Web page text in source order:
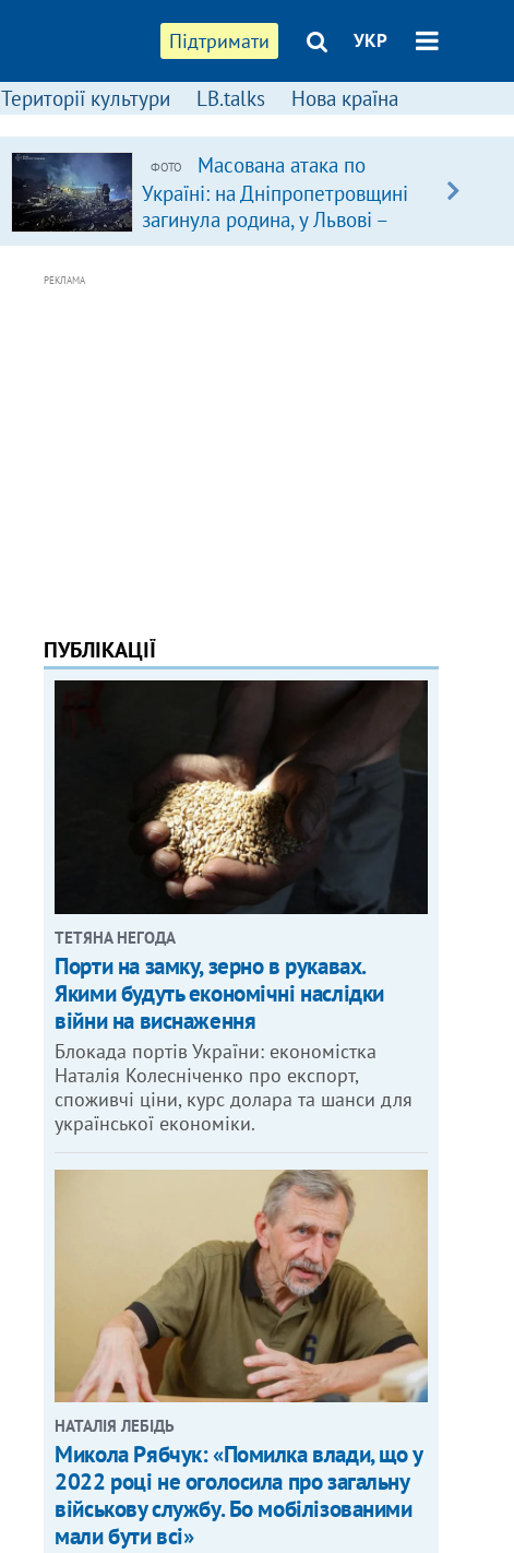
Підтримати УКР
Території культури LB.talks Нова країна
ФОТО
Масована атака по
Україні: на Дніпропетровщині
загинула родина, у Львові –
удар по багатоповерхівках
РЕКЛАМА
ПУБЛІКАЦІЇ
ТЕТЯНА НЕГОДА
Порти на замку, зерно в рукавах.
Якими будуть економічні наслідки
війни на виснаження
Блокада портів України: економістка
Наталія Колесніченко про експорт,
споживчі ціни, курс долара та шанси для
української економіки.
НАТАЛІЯ ЛЕБІДЬ
Микола Рябчук: «Помилка влади, що у
2022 році не оголосила про загальну
військову службу. Бо мобілізованими
мали бути всі»